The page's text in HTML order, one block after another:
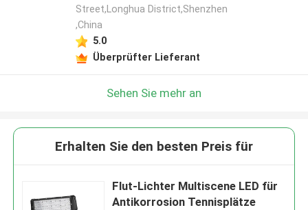
Street,Longhua District,Shenzhen
,China
5.0
Überprüfter Lieferant
Sehen Sie mehr an
Erhalten Sie den besten Preis für
Flut-Lichter Multiscene LED für
Antikorrosion Tennisplätze